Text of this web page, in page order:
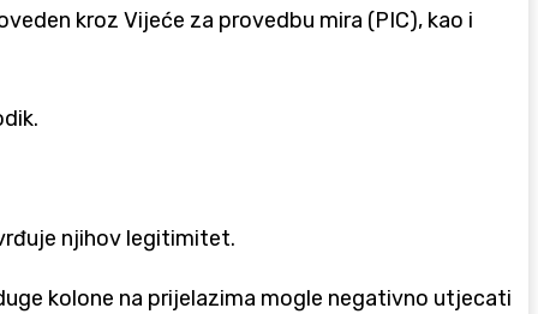
kroz Vijeće za provedbu mira (PIC), kao i
.
njihov legitimitet.
kolone na prijelazima mogle negativno utjecati